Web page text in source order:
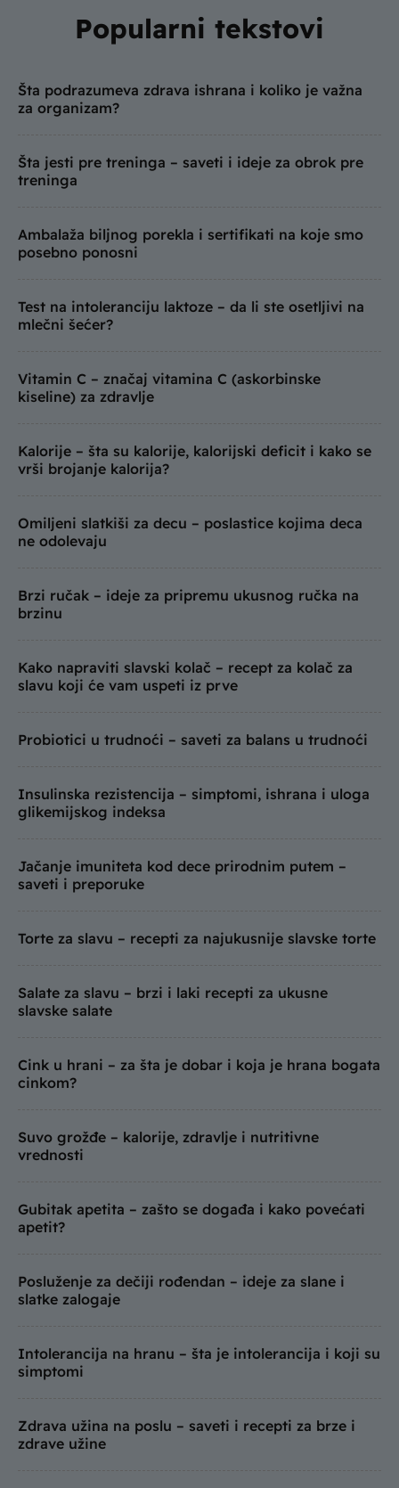
Popularni tekstovi
Šta podrazumeva zdrava ishrana i koliko je važna
za organizam?
Šta jesti pre treninga – saveti i ideje za obrok pre
treninga
Ambalaža biljnog porekla i sertifikati na koje smo
posebno ponosni
Test na intoleranciju laktoze – da li ste osetljivi na
mlečni šećer?
Vitamin C – značaj vitamina C (askorbinske
kiseline) za zdravlje
Kalorije – šta su kalorije, kalorijski deficit i kako se
vrši brojanje kalorija?
Omiljeni slatkiši za decu – poslastice kojima deca
ne odolevaju
Brzi ručak – ideje za pripremu ukusnog ručka na
brzinu
Kako napraviti slavski kolač – recept za kolač za
slavu koji će vam uspeti iz prve
Probiotici u trudnoći – saveti za balans u trudnoći
Insulinska rezistencija – simptomi, ishrana i uloga
glikemijskog indeksa
Jačanje imuniteta kod dece prirodnim putem –
saveti i preporuke
Torte za slavu – recepti za najukusnije slavske torte
Salate za slavu – brzi i laki recepti za ukusne
slavske salate
Cink u hrani – za šta je dobar i koja je hrana bogata
cinkom?
Suvo grožđe – kalorije, zdravlje i nutritivne
vrednosti
Gubitak apetita – zašto se događa i kako povećati
apetit?
Posluženje za dečiji rođendan – ideje za slane i
slatke zalogaje
Intolerancija na hranu – šta je intolerancija i koji su
simptomi
Zdrava užina na poslu – saveti i recepti za brze i
zdrave užine